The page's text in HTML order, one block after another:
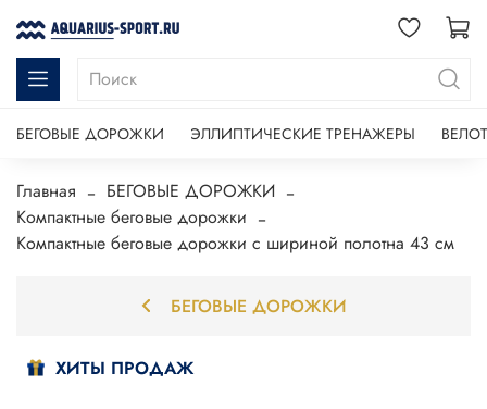
БЕГОВЫЕ ДОРОЖКИ ЭЛЛИПТИЧЕСКИЕ ТРЕНАЖЕРЫ
Главная
БЕГОВЫЕ ДОРОЖКИ
Компактные беговые дорожки
Компактные беговые дорожки с шириной полотна 43 см
БЕГОВЫЕ ДОРОЖКИ
ХИТЫ ПРОДАЖ